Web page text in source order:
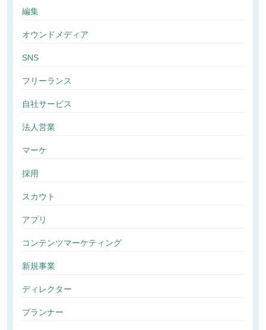
編集
オウンドメディア
SNS
フリーランス
自社サービス
法人営業
マーケ
採用
スカウト
アプリ
コンテンツマーケティング
新規事業
ディレクター
プランナー